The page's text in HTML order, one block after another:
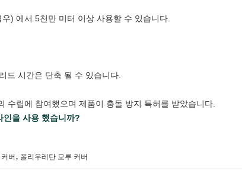
) 에서 5천만 미터 이상 사용할 수 있습니다.
드 시간은 단축 될 수 있습니다.
수립에 참여했으며 제품이 충돌 방지 특허를 받았습니다.
인을 사용 했습니까?
버 , 폴리우레탄 모루 커버